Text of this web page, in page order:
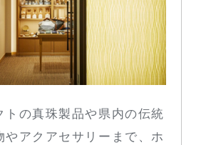
トの真珠製品や県内の伝統
やアクアセサリーまで、ホ